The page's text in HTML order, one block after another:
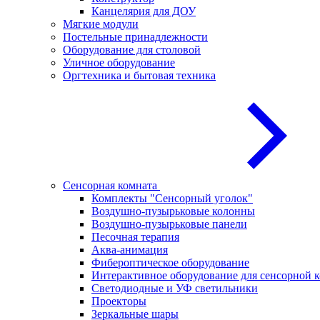
Канцелярия для ДОУ
Мягкие модули
Постельные принадлежности
Оборудование для столовой
Уличное оборудование
Оргтехника и бытовая техника
Сенсорная комната
Комплекты "Сенсорный уголок"
Воздушно-пузырьковые колонны
Воздушно-пузырьковые панели
Песочная терапия
Аква-анимация
Фибероптическое оборудование
Интерактивное оборудование для сенсорной
Светодиодные и УФ светильники
Проекторы
Зеркальные шары